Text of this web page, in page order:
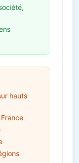
hauts